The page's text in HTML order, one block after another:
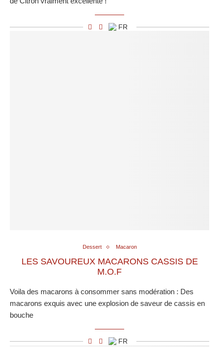
FR
Dessert Macaron
LES SAVOUREUX MACARONS CASSIS DE
M.O.F
Voila des macarons à consommer sans modération : Des
macarons exquis avec une explosion de saveur de cassis en
bouche
FR